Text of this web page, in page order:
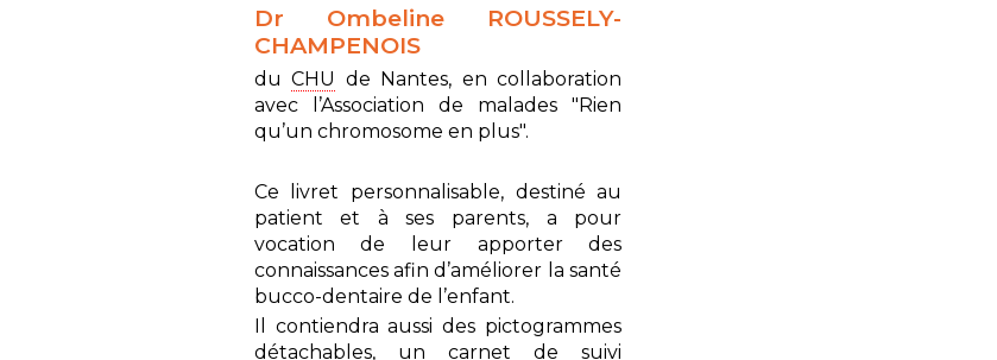
Dr Ombeline ROUSSELY-
CHAMPENOIS
duCHU de Nantes, en collaboration
avec l’Association de malades "Rien
qu’un chromosome en plus".
Ce livret personnalisable, destiné au
patient et à ses parents, a pour
vocation de leur apporter des
connaissances afin d’améliorer la santé
bucco-dentaire de l’enfant.
Il contiendra aussi des pictogrammes
détachables, un carnet de suivi